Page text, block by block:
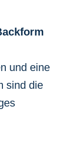
und eine
sind die